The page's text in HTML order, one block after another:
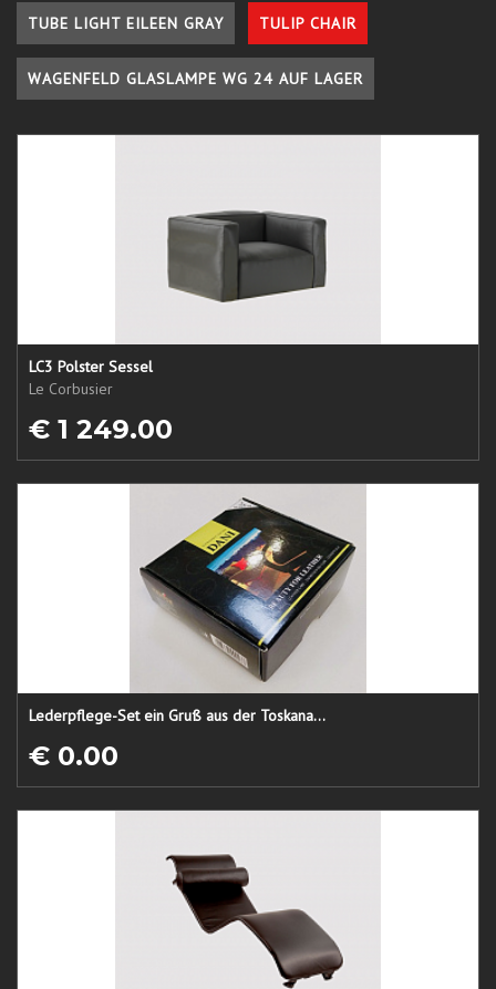
TUBE LIGHT EILEEN GRAY TULIP CHAIR
WAGENFELD GLASLAMPE WG 24 AUF LAGER
LC3 Polster Sessel
Le Corbusier
€ 1 249.00
Lederpflege-Set ein Gruß aus der Toskana...
€ 0.00